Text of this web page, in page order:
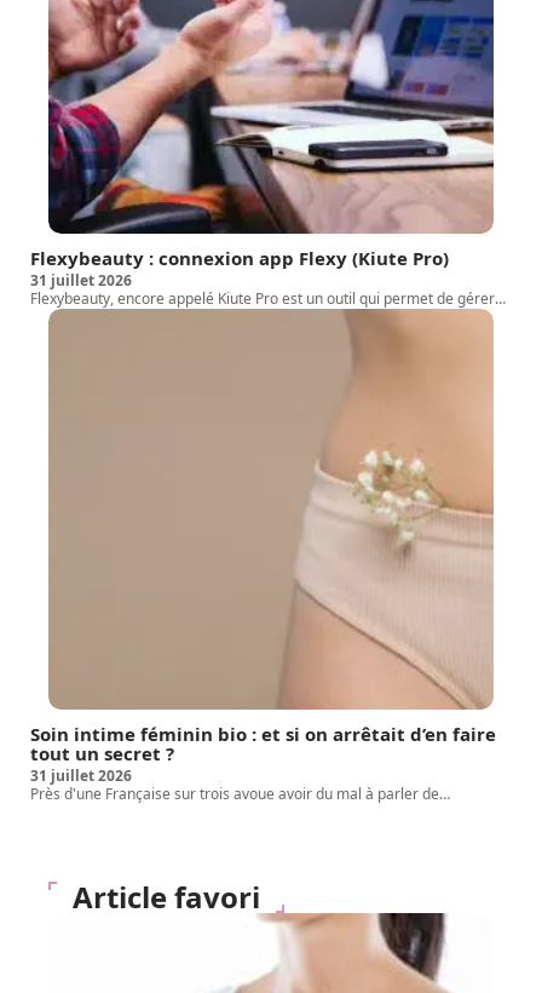
Flexybeauty : connexion app Flexy (Kiute Pro)
31 juillet 2026
Flexybeauty, encore appelé Kiute Pro est un outil qui permet de gérer…
Soin intime féminin bio : et si on arrêtait d’en faire
tout un secret ?
31 juillet 2026
Près d'une Française sur trois avoue avoir du mal à parler de…
Article favori